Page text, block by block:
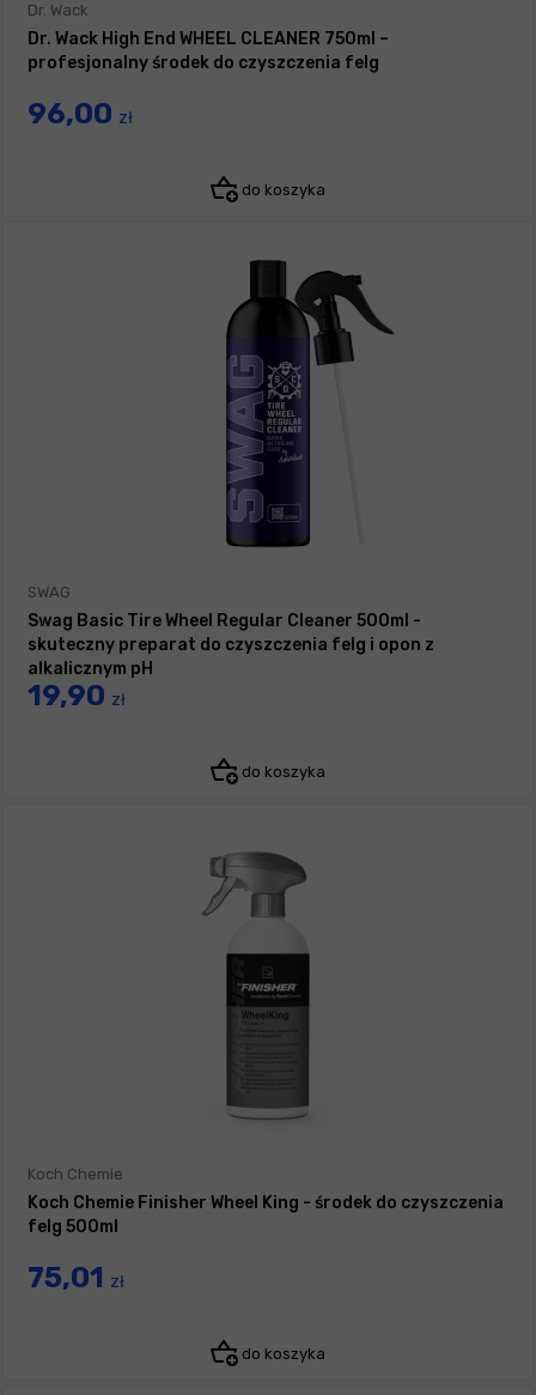
Dr. Wack
Dr. Wack High End WHEEL CLEANER 750ml –
profesjonalny środek do czyszczenia felg
96,00 zł
do koszyka
SWAG
Swag Basic Tire Wheel Regular Cleaner 500ml -
skuteczny preparat do czyszczenia felg i opon z
alkalicznym pH
19,90 zł
do koszyka
Koch Chemie
Koch Chemie Finisher Wheel King - środek do czyszczenia
felg 500ml
75,01 zł
do koszyka